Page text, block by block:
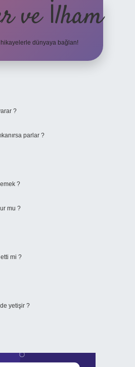
ve İlham
dünyaya bağlan!
?
parlar ?
?
mu ?
mi ?
yetişir ?